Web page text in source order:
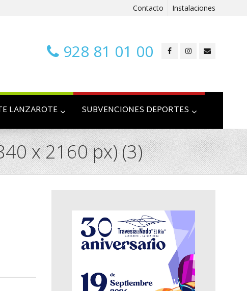
Contacto Instalaciones
928 81 01 00
LANZAROTE SUBVENCIONES DEPORTES
x 2160 px) (3)